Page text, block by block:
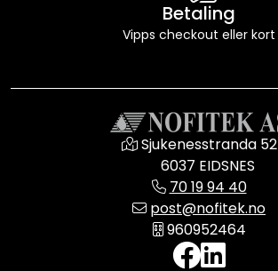
Betaling
Vipps checkout eller kort
Sjukenesstranda 52
6037 EIDSNES
70 19 94 40
post@nofitek.no
960952464